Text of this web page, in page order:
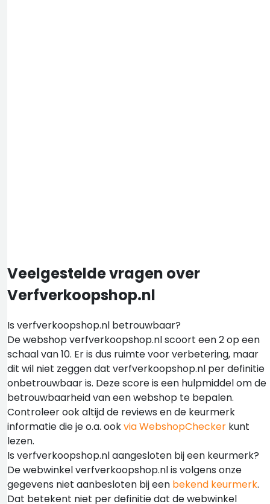
Veelgestelde vragen over
Verfverkoopshop.nl
Is verfverkoopshop.nl betrouwbaar?
De webshop verfverkoopshop.nl scoort een 2 op een
schaal van 10. Er is dus ruimte voor verbetering, maar
dit wil niet zeggen dat verfverkoopshop.nl per definitie
onbetrouwbaar is. Deze score is een hulpmiddel om de
betrouwbaarheid van een webshop te bepalen.
Controleer ook altijd de reviews en de keurmerk
informatie die je o.a. ookvia WebshopChecker kunt
lezen.
Is verfverkoopshop.nl aangesloten bij een keurmerk?
De webwinkel verfverkoopshop.nl is volgens onze
gegevens niet aanbesloten bij een bekend keurmerk.
Dat betekent niet per definitie dat de webwinkel